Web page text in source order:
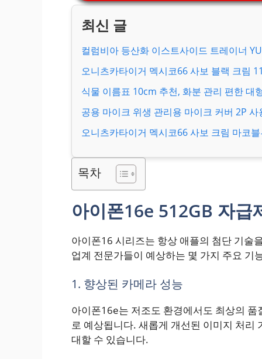
컬럼비아 등산화 이스트사이드 트레이너
오니츠카타이거 멕시코66 사보 블랙 크림
식물 이름표 10cm 추천, 화분 관리 편한 대
공용 마이크 위생 관리용 마이크 커버 2P 사
오니츠카타이거 멕시코66 사보 크림 마코
목차
아이폰16e 512GB 자급
아이폰16 시리즈는 항상 애플의 첨단 기술
업계 전문가들이 예상하는 몇 가지 주요 기
1. 향상된 카메라 성능
아이폰16e는 저조도 환경에서도 최상의
로 예상됩니다. 새롭게 개선된 이미지 처리
대할 수 있습니다.